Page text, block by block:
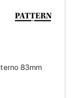
83mm